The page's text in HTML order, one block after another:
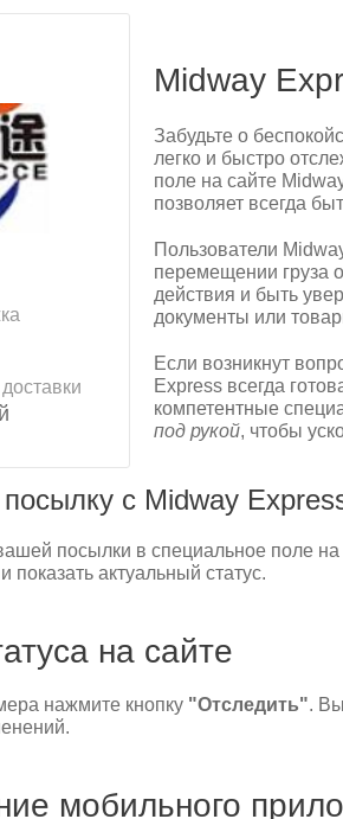
Midway
Забудьте о
легко и быстро
поле на сайте
позволяет всегда
Пользователи
перемещении груза
действия и быть
документы или
Если возникнут
Express всегда
компетентные
под рукой, чтобы
посылку с Midway
посылки в специальное поле
показать актуальный статус.
на сайте
нажмите кнопку "Отследить".
мобильного